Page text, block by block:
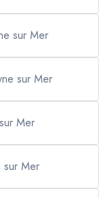
sur Mer
sur Mer
Mer
sur Mer